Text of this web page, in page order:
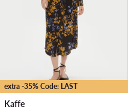
extra -35% Code: LAST
Kaffe